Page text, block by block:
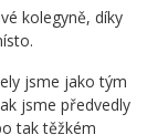
kolegyně, díky
jsme jako tým
jsme předvedly
tak těžkém